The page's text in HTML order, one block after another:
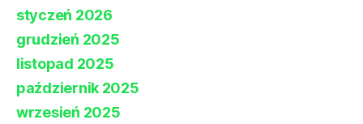
styczeń 2026
grudzień 2025
listopad 2025
październik 2025
wrzesień 2025